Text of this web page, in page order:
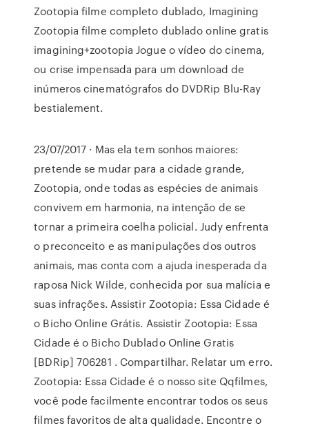
Zootopia filme completo dublado, Imagining
Zootopia filme completo dublado online gratis
imagining+zootopia Jogue o vídeo do cinema,
ou crise impensada para um download de
inúmeros cinematógrafos do DVDRip Blu-Ray
bestialement.
23/07/2017 · Mas ela tem sonhos maiores:
pretende se mudar para a cidade grande,
Zootopia, onde todas as espécies de animais
convivem em harmonia, na intenção de se
tornar a primeira coelha policial. Judy enfrenta
o preconceito e as manipulações dos outros
animais, mas conta com a ajuda inesperada da
raposa Nick Wilde, conhecida por sua malícia e
suas infrações. Assistir Zootopia: Essa Cidade é
o Bicho Online Grátis. Assistir Zootopia: Essa
Cidade é o Bicho Dublado Online Gratis
[BDRip] 706281 . Compartilhar. Relatar um erro.
Zootopia: Essa Cidade é o nosso site Qqfilmes,
você pode facilmente encontrar todos os seus
filmes favoritos de alta qualidade. Encontre o